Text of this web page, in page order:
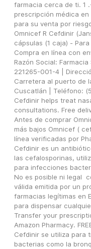
farmacia cerca de ti. 1
prescripción médica
para su venta por
Omnicef R Cefdinir
cápsulas (1 caja) -
Compra en línea con
Razón Social:
221265-001-4 |
Carretera al puerto de
Cuscatlán | Teléfono:
Cefdinir helps treat
consultations. Free
Antes de comprar
más bajos Omnicef (
línea verificadas por
Cefdinir es un
las cefalosporinas,
para infecciones
No es posible ni legal
válida emitida por un
farmacias legítimas en
para dispensar
Transfer your
Amazon Pharmacy.
Cefdinir se utiliza para
bacterias como la